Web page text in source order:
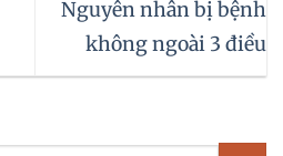
Nguyên nhân bị bệnh
không ngoài 3 điều